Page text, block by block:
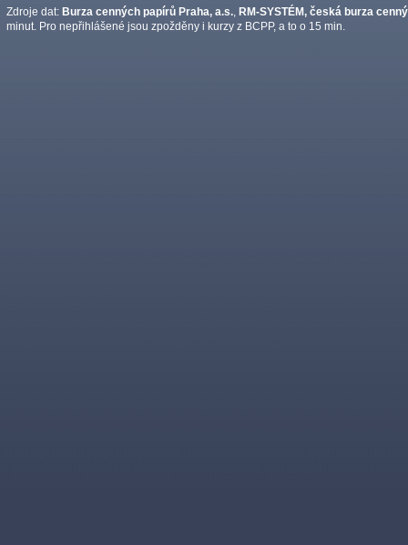
Zdroje dat: Burza cenných papírů Praha, a.s. RM-SYSTÉM, česká burza
minut. Pro nepřihlášené jsou zpožděny i kurzy z BCPP, a to o 15 min.